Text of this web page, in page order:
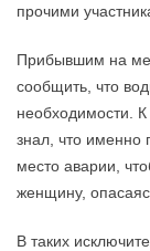
прочими
Прибывшим на
сообщить, что
необходимости.
знал, что именно
место аварии,
женщину,
В таких